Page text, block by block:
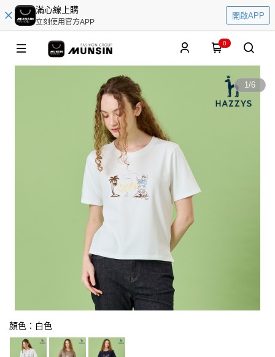
滿心線上購
立刻使用官方APP
開啟APP
0
1/6
顏色：白色